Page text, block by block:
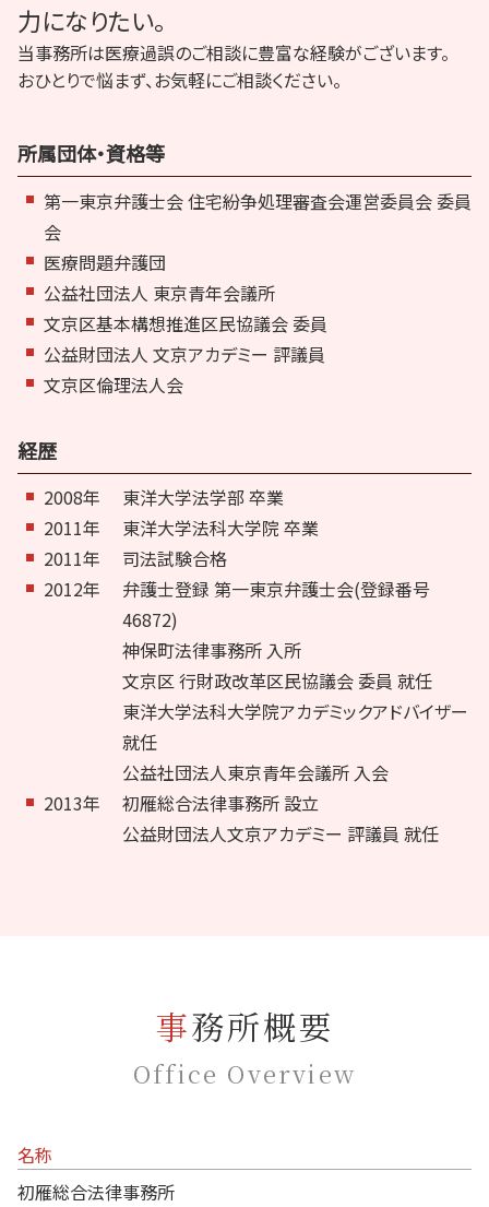
力になりたい。
当事務所は医療過誤のご相談に豊富な経験がございます。
おひとりで悩まず、お気軽にご相談ください。
所属団体・資格等
第一東京弁護士会 住宅紛争処理審査会運営委員会 委員
会
医療問題弁護団
公益社団法人 東京青年会議所
文京区基本構想推進区民協議会 委員
公益財団法人 文京アカデミー 評議員
文京区倫理法人会
経歴
2008年
東洋大学法学部 卒業
2011年
東洋大学法科大学院 卒業
2011年
司法試験合格
2012年
弁護士登録 第一東京弁護士会(登録番号
46872)
神保町法律事務所 入所
文京区 行財政改革区民協議会 委員 就任
東洋大学法科大学院アカデミックアドバイザー
就任
公益社団法人東京青年会議所 入会
2013年
初雁総合法律事務所 設立
公益財団法人文京アカデミー 評議員 就任
事務所概要
Office Overview
名称
初雁総合法律事務所